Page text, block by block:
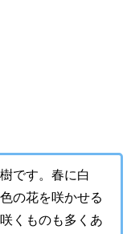
です。春に白
の花を咲かせる
くものも多くあ